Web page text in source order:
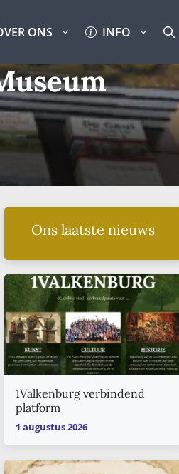
ONS INFO
Ons laatste nieuws
1Valkenburg verbindend
platform
1 augustus 2026